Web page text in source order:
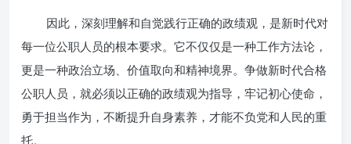
因此，深刻理解和自觉践行正确的政绩观，是新时代对
每一位公职人员的根本要求。它不仅仅是一种工作方法论，
更是一种政治立场、价值取向和精神境界。争做新时代合格
公职人员，就必须以正确的政绩观为指导，牢记初心使命，
勇于担当作为，不断提升自身素养，才能不负党和人民的重
托。